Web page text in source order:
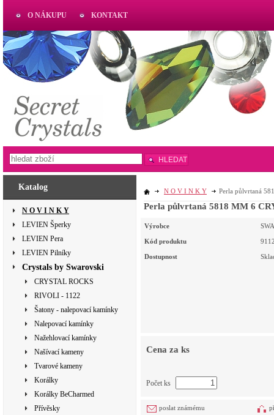
Katalog
N O V I N K Y
LEVIEN Šperky
LEVIEN Pera
LEVIEN Pilníky
Crystals by Swarovski
CRYSTAL ROCKS
RIVOLI - 1122
Šatony - nalepovací kamínky
Nalepovací kamínky
Nažehlovací kamínky
Našívací kameny
Tvarové kameny
Korálky
Korálky BeCharmed
Přívěsky
N O V I N K Y Perla půlvrtaná
Perla
Výrobce
Kód produktu
Dostupnost
Cena za ks
Počet ks
poslat známému
O NÁKUPU KONTAKT
AKTUAL
www.aktual-koralky.cz
HLEDAT